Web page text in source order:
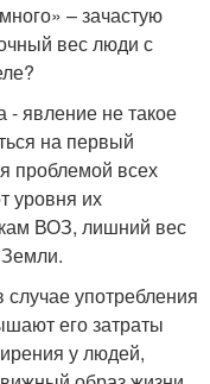
– зачастую
вес люди с
явление не такое
на первый
проблемой всех
уровня их
ВОЗ, лишний вес
употребления
его затраты
у людей,